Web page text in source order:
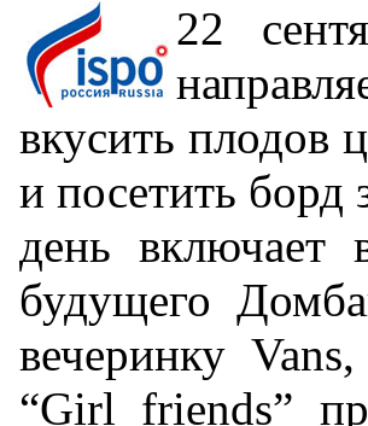
22
вкусить плодов
и посетить борд
день включает
будущего
вечеринку
“Girl friends”